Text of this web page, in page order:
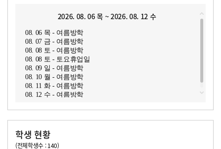
2026. 08. 06 목 ~ 2026. 08. 12 수
08. 06 목 - 여름방학
08. 07 금 - 여름방학
08. 08 토 - 여름방학
08. 08 토 - 토요휴업일
08. 09 일 - 여름방학
08. 10 월 - 여름방학
08. 11 화 - 여름방학
08. 12 수 - 여름방학
학생 현황
(전체학생수 : 140)